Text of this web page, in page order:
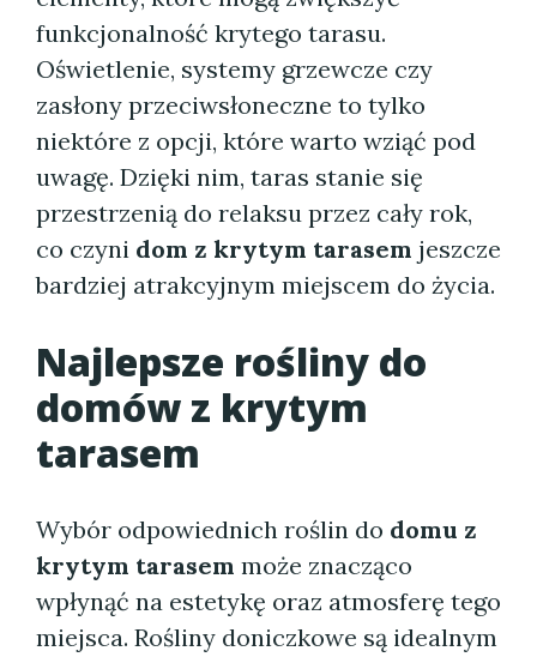
funkcjonalność krytego tarasu.
Oświetlenie, systemy grzewcze czy
zasłony przeciwsłoneczne to tylko
niektóre z opcji, które warto wziąć pod
uwagę. Dzięki nim, taras stanie się
przestrzenią do relaksu przez cały rok,
co czyni dom z krytym tarasem jeszcze
bardziej atrakcyjnym miejscem do życia.
Najlepsze rośliny do
domów z krytym
tarasem
Wybór odpowiednich roślin do domu z
krytym tarasem może znacząco
wpłynąć na estetykę oraz atmosferę tego
miejsca. Rośliny doniczkowe są idealnym